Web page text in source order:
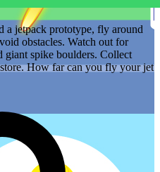
a jetpack prototype, fly around
obstacles. Watch out for
giant spike boulders. Collect
How far can you fly your jet